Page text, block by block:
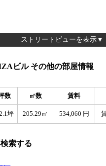
ストリートビューを表示▼
ビル その他の部屋情報
数 ㎡数 賃料
坪 205.29㎡ 534,060 円
索する